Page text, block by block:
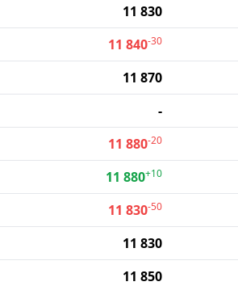
11 830
11 840-30
11 870
-
11 880-20
11 880+10
11 830-50
11 830
11 850